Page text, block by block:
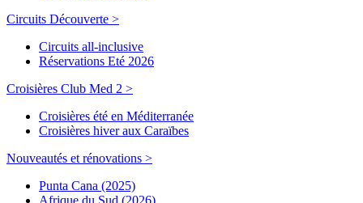
Circuits Découverte >
Circuits all-inclusive
Réservations Eté 2026
Croisières Club Med 2 >
Croisières été en Méditerranée
Croisières hiver aux Caraïbes
Nouveautés et rénovations >
Punta Cana (2025)